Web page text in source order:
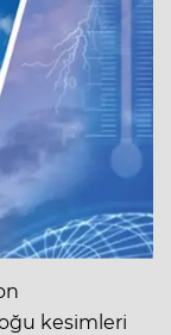
kesimleri